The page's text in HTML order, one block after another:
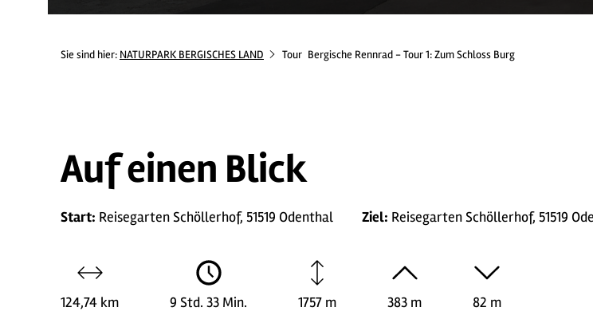
Sie sind hier: NATURPARK BERGISCHES LAND Tour Bergische Rennrad - Tour 1: Zum Schloss Burg
Auf einen Blick
Start: Reisegarten Schöllerhof, 51519 Odenthal Ziel: Reisegarten Schöllerhof, 51519
124,74 km 9 Std. 33 Min. 1757 m 383 m 82 m